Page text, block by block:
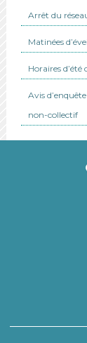
Arrêt du
Matinées
Horaires
Avis
non-collectif